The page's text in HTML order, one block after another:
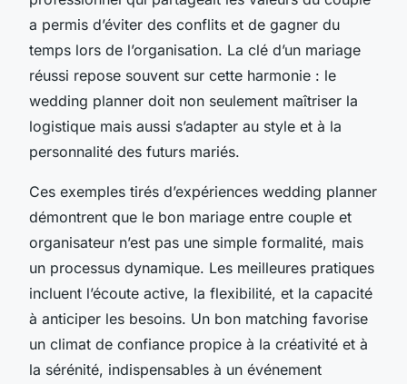
a permis d’éviter des conflits et de gagner du
temps lors de l’organisation. La clé d’un mariage
réussi repose souvent sur cette harmonie : le
wedding planner doit non seulement maîtriser la
logistique mais aussi s’adapter au style et à la
personnalité des futurs mariés.
Ces exemples tirés d’expériences wedding planner
démontrent que le bon mariage entre couple et
organisateur n’est pas une simple formalité, mais
un processus dynamique. Les meilleures pratiques
incluent l’écoute active, la flexibilité, et la capacité
à anticiper les besoins. Un bon matching favorise
un climat de confiance propice à la créativité et à
la sérénité, indispensables à un événement